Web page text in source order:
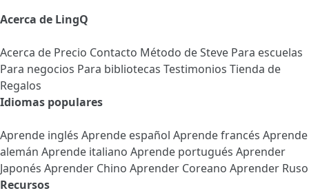
Acerca de LingQ
Acerca de Precio Contacto Método de Steve Para escuelas
Para negocios Para bibliotecas Testimonios Tienda de
Regalos
Idiomas populares
Aprende inglés Aprende español Aprende francés Aprende
alemán Aprende italiano Aprende portugués Aprender
Japonés Aprender Chino Aprender Coreano Aprender Ruso
Recursos